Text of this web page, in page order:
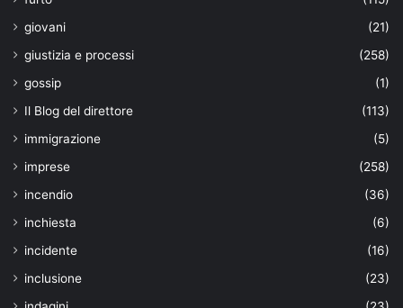
giovani
(21)
giustizia e processi
(258)
gossip
(1)
Il Blog del direttore
(113)
immigrazione
(5)
imprese
(258)
incendio
(36)
inchiesta
(6)
incidente
(16)
inclusione
(23)